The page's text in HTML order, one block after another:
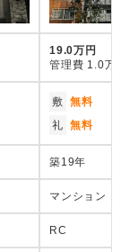
19.0万円
管理費 1.0万
敷 無料
礼 無料
築19年
マンション
RC